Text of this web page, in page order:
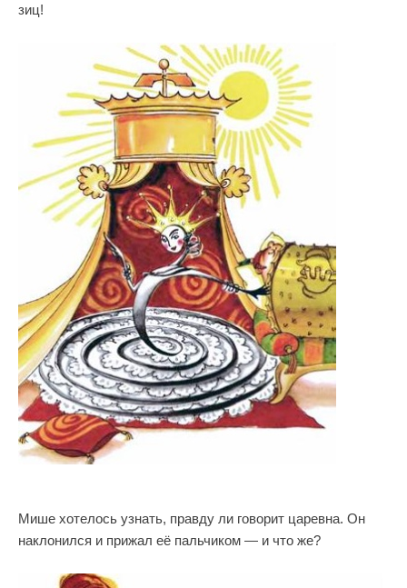
зиц!
Мише хотелось узнать, правду ли говорит царевна. Он
наклонился и прижал её пальчиком — и что же?